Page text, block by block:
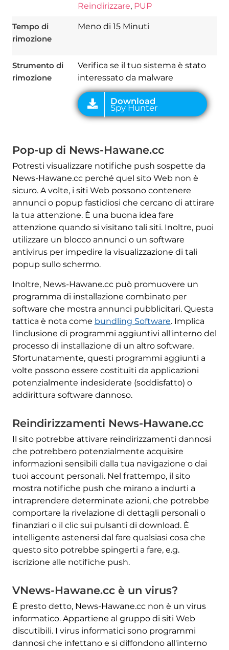
Reindirizzare, PUP
Tempo di
rimozione
Meno di 15 Minuti
Strumento di
rimozione
Verifica se il tuo sistema è stato
interessato da malware
Spy Hunter
Pop-up di News-Hawane.cc
Potresti visualizzare notifiche push sospette da
News-Hawane.cc perché quel sito Web non è
sicuro. A volte, i siti Web possono contenere
annunci o popup fastidiosi che cercano di attirare
la tua attenzione. È una buona idea fare
attenzione quando si visitano tali siti. Inoltre, puoi
utilizzare un blocco annunci o un software
antivirus per impedire la visualizzazione di tali
popup sullo schermo.
Inoltre, News-Hawane.cc può promuovere un
programma di installazione combinato per
software che mostra annunci pubblicitari. Questa
tattica è nota come bundling Software. Implica
l'inclusione di programmi aggiuntivi all'interno del
processo di installazione di un altro software.
Sfortunatamente, questi programmi aggiunti a
volte possono essere costituiti da applicazioni
potenzialmente indesiderate (soddisfatto) o
addirittura software dannoso.
Reindirizzamenti News-Hawane.cc
Il sito potrebbe attivare reindirizzamenti dannosi
che potrebbero potenzialmente acquisire
informazioni sensibili dalla tua navigazione o dai
tuoi account personali. Nel frattempo, il sito
mostra notifiche push che mirano a indurti a
intraprendere determinate azioni, che potrebbe
comportare la rivelazione di dettagli personali o
finanziari o il clic sui pulsanti di download. È
intelligente astenersi dal fare qualsiasi cosa che
questo sito potrebbe spingerti a fare, e.g.
iscrizione alle notifiche push.
VNews-Hawane.cc è un virus?
È presto detto, News-Hawane.cc non è un virus
informatico. Appartiene al gruppo di siti Web
discutibili. I virus informatici sono programmi
dannosi che infettano e si diffondono all'interno